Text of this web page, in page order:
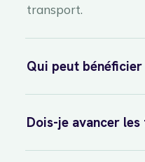
transport.
Qui peut bénéficier
Dois-je avancer